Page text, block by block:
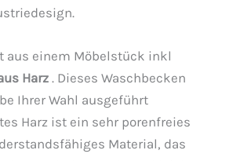
aus einem Möbelstück inkl
Harz . Dieses Waschbecken
Ihrer Wahl ausgeführt
Harz ist ein sehr porenfreies
Material, das